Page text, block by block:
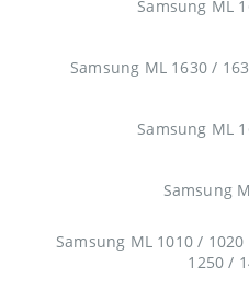
Samsung ML
Samsung ML 1630 /
Samsung ML
Samsung
Samsung ML 1010 /
1250 /